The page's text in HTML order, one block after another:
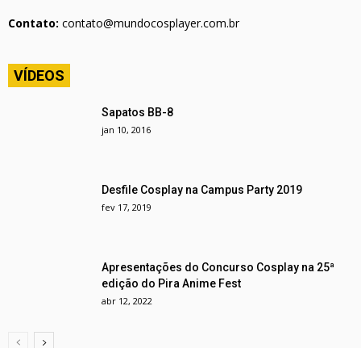
Contato: contato@mundocosplayer.com.br
VÍDEOS
Sapatos BB-8
jan 10, 2016
Desfile Cosplay na Campus Party 2019
fev 17, 2019
Apresentações do Concurso Cosplay na 25ª
edição do Pira Anime Fest
abr 12, 2022